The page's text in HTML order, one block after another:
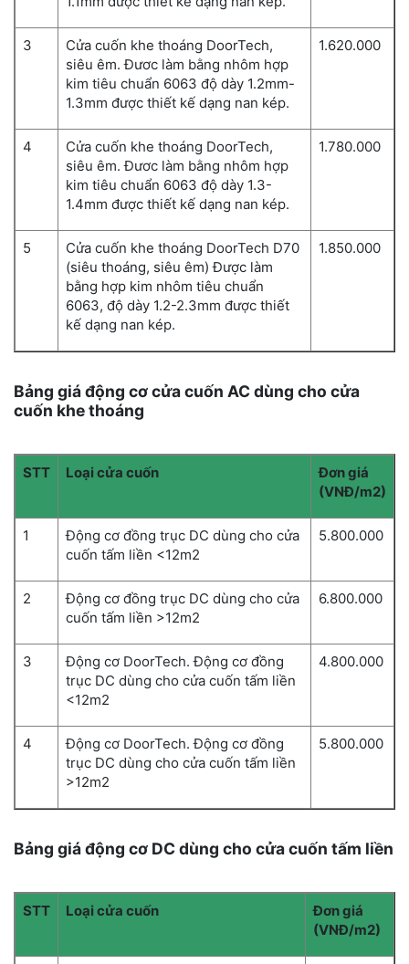
3
Cửa cuốn khe thoáng DoorTech,
siêu êm. Đươc làm bằng nhôm hợp
kim tiêu chuẩn 6063 độ dày 1.2mm-
1.3mm được thiết kế dạng nan kép.
1.620.000
4
Cửa cuốn khe thoáng DoorTech,
siêu êm. Đươc làm bằng nhôm hợp
kim tiêu chuẩn 6063 độ dày 1.3-
1.4mm được thiết kế dạng nan kép.
1.780.000
5
Cửa cuốn khe thoáng DoorTech D70
(siêu thoáng, siêu êm) Được làm
bằng hợp kim nhôm tiêu chuẩn
6063, độ dày 1.2-2.3mm được thiết
kế dạng nan kép.
1.850.000
Bảng giá động cơ cửa cuốn AC dùng cho cửa
cuốn khe thoáng
STT Loại cửa cuốn
Đơn giá
(VNĐ/m2)
1
Động cơ đồng trục DC dùng cho cửa
cuốn tấm liền <12m2
5.800.000
2
Động cơ đồng trục DC dùng cho cửa
cuốn tấm liền >12m2
6.800.000
3
Động cơ DoorTech. Động cơ đồng
trục DC dùng cho cửa cuốn tấm liền
<12m2
4.800.000
4
Động cơ DoorTech. Động cơ đồng
trục DC dùng cho cửa cuốn tấm liền
>12m2
5.800.000
Bảng giá động cơ DC dùng cho cửa cuốn tấm liền
STT Loại cửa cuốn
Đơn giá
(VNĐ/m2)